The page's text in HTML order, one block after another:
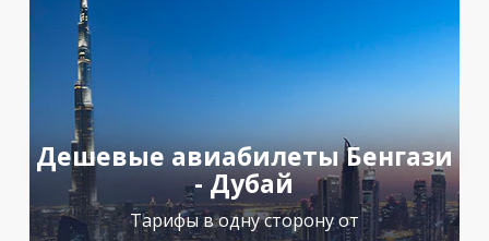
Дешевые авиабилеты Бенгази
- Дубай
Тарифы в одну сторону от